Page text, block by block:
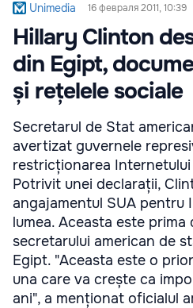
Unimedia 16 февраля 2011, 10:39
Hillary Clinton
din Egipt,
și rețelele sociale
Secretarul de Stat
avertizat guvernele
restricționarea Internetului
Potrivit unei declarații,
angajamentul SUA
lumea. Aceasta este
secretarului american de
Egipt. "Aceasta este o
una care va crește ca
ani", a menționat oficialul